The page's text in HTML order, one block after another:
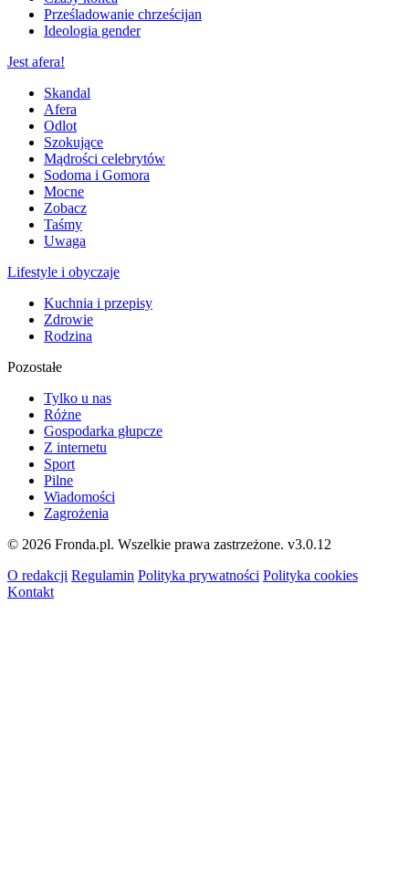
Prześladowanie chrześcijan
Ideologia gender
Jest afera!
Skandal
Afera
Odlot
Szokujące
Mądrości celebrytów
Sodoma i Gomora
Mocne
Zobacz
Taśmy
Uwaga
Lifestyle i obyczaje
Kuchnia i przepisy
Zdrowie
Rodzina
Pozostałe
Tylko u nas
Różne
Gospodarka głupcze
Z internetu
Sport
Pilne
Wiadomości
Zagrożenia
© 2026 Fronda.pl. Wszelkie prawa zastrzeżone. v3.0.12
O redakcji Regulamin Polityka prywatności Polityka cookies
Kontakt